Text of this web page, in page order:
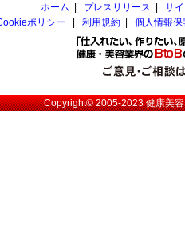
ホーム
プレスリリース
サ
ポリシー
利用規約 個人情報
Copyright© 2005-2023健康美